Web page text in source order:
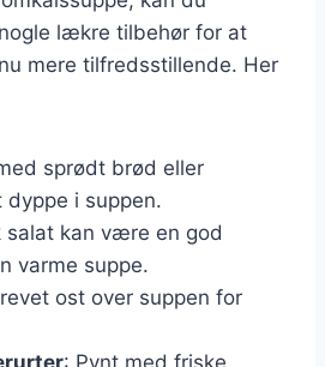
lækre tilbehør for at
mere tilfredsstillende. Her
sprødt brød eller
i suppen.
salat kan være en god
varme suppe.
ost over suppen for
: Pynt med friske